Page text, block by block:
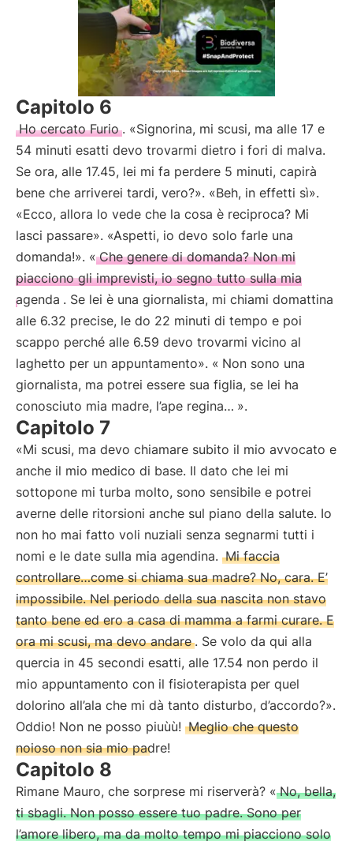
Capitolo 6
Ho cercato Furio . «Signorina, mi scusi, ma alle 17 e
54 minuti esatti devo trovarmi dietro i fori di malva.
Se ora, alle 17.45, lei mi fa perdere 5 minuti, capirà
bene che arriverei tardi, vero?». «Beh, in effetti sì».
«Ecco, allora lo vede che la cosa è reciproca? Mi
lasci passare». «Aspetti, io devo solo farle una
domanda!». « Che genere di domanda? Non mi
piacciono gli imprevisti, io segno tutto sulla mia
agenda . Se lei è una giornalista, mi chiami domattina
alle 6.32 precise, le do 22 minuti di tempo e poi
scappo perché alle 6.59 devo trovarmi vicino al
laghetto per un appuntamento». « Non sono una
giornalista, ma potrei essere sua figlia, se lei ha
conosciuto mia madre, l’ape regina… ».
Capitolo 7
«Mi scusi, ma devo chiamare subito il mio avvocato e
anche il mio medico di base. Il dato che lei mi
sottopone mi turba molto, sono sensibile e potrei
averne delle ritorsioni anche sul piano della salute. Io
non ho mai fatto voli nuziali senza segnarmi tutti i
nomi e le date sulla mia agendina. Mi faccia
controllare…come si chiama sua madre? No, cara. E’
impossibile. Nel periodo della sua nascita non stavo
tanto bene ed ero a casa di mamma a farmi curare. E
ora mi scusi, ma devo andare . Se volo da qui alla
quercia in 45 secondi esatti, alle 17.54 non perdo il
mio appuntamento con il fisioterapista per quel
dolorino all’ala che mi dà tanto disturbo, d’accordo?».
Oddio! Non ne posso piuùù! Meglio che questo
noioso non sia mio padre!
Capitolo 8
Rimane Mauro, che sorprese mi riserverà? « No, bella,
ti sbagli. Non posso essere tuo padre. Sono per
l’amore libero, ma da molto tempo mi piacciono solo